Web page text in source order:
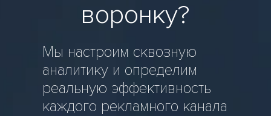
воронку?
Мы настроим сквозную
аналитику и определим
реальную эффективность
каждого рекламного канала